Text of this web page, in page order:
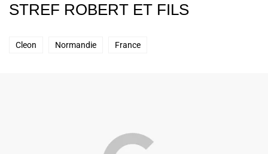
STREF ROBERT ET FILS
Cleon Normandie France